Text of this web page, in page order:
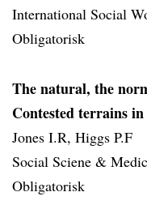
International Social
Obligatorisk
The natural, the
Contested terrains
Jones I.R, Higgs P.F
Social Sciene &
Obligatorisk